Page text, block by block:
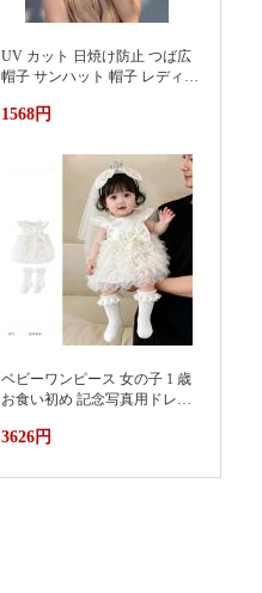
UV カット 日焼け防止 つば広
帽子 サンハット 帽子 レディー
好看防晒显脸小沙滩海边防紫
1568円
ベビーワンピース 女の子 1 歳
お食い初め 記念写真用ドレス
周礼服裙子婴儿夏装连衣裙蛋
3626円